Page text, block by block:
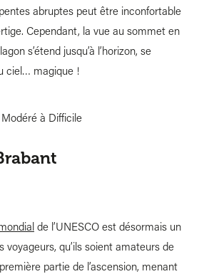
abruptes peut être inconfortable
Cependant, la vue au sommet en
s’étend jusqu’à l’horizon, se
ciel… magique !
à Difficile
de l’UNESCO est désormais un
voyageurs, qu’ils soient amateurs de
partie de l’ascension, menant